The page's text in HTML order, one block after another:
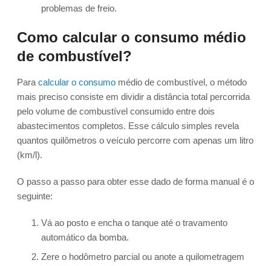
problemas de freio.
Como calcular o consumo médio
de combustível?
Para calcular o consumo médio de combustível, o método
mais preciso consiste em dividir a distância total percorrida
pelo volume de combustível consumido entre dois
abastecimentos completos. Esse cálculo simples revela
quantos quilômetros o veículo percorre com apenas um litro
(km/l).
O passo a passo para obter esse dado de forma manual é o
seguinte:
Vá ao posto e encha o tanque até o travamento
automático da bomba.
Zere o hodômetro parcial ou anote a quilometragem